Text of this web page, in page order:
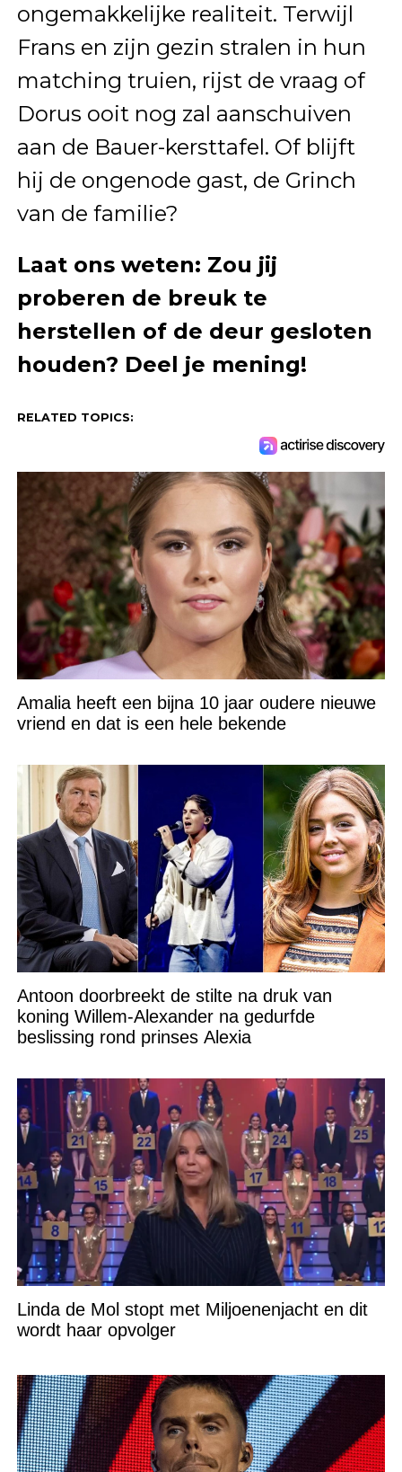
ongemakkelijke realiteit. Terwijl
Frans en zijn gezin stralen in hun
matching truien, rijst de vraag of
Dorus ooit nog zal aanschuiven
aan de Bauer-kersttafel. Of blijft
hij de ongenode gast, de Grinch
van de familie?
Laat ons weten: Zou jij
proberen de breuk te
herstellen of de deur gesloten
houden? Deel je mening!
RELATED TOPICS:
Amalia heeft een bijna 10 jaar oudere nieuwe
vriend en dat is een hele bekende
Antoon doorbreekt de stilte na druk van
koning Willem-Alexander na gedurfde
beslissing rond prinses Alexia
Linda de Mol stopt met Miljoenenjacht en dit
wordt haar opvolger